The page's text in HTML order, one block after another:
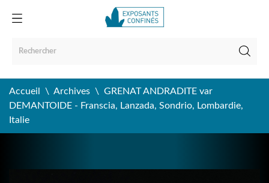
Accueil Archives
GRENAT ANDRADITE var
DEMANTOIDE - Franscia, Lanzada, Sondrio, Lombardie,
Italie